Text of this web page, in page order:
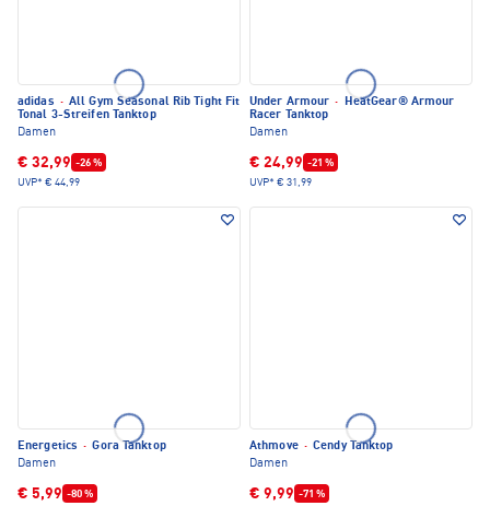
adidas · All Gym Seasonal Rib Tight Fit
Tonal 3-Streifen Tanktop
Damen
€ 32,99 -26 %
UVP* € 44,99
Under Armour ·
HeatGear® Armour
Racer Tanktop
Damen
€ 24,99 -21 %
UVP* € 31,99
Energetics · Gora Tanktop
Damen
€ 5,99 -80 %
Athmove · Cendy Tanktop
Damen
€ 9,99 -71 %